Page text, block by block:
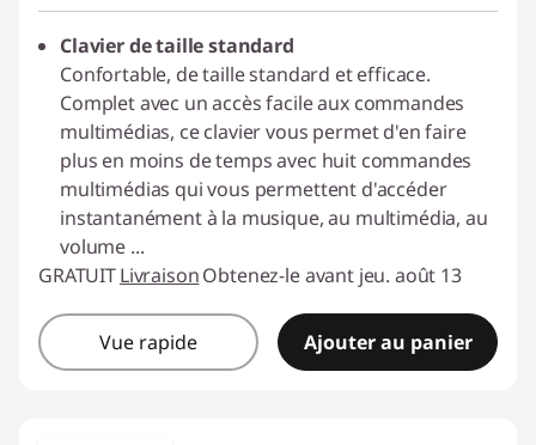
Utiliser un bon de réduction en ligne :
LOGITECHPROMOCA
Clavier de taille standard
Confortable, de taille standard et efficace.
Complet avec un accès facile aux commandes
multimédias, ce clavier vous permet d'en faire
plus en moins de temps avec huit commandes
multimédias qui vous permettent d'accéder
instantanément à la musique, au multimédia, au
volume ...
GRATUITLivraisonObtenez-le avant jeu. août 13
Vue rapide Ajouter au panier